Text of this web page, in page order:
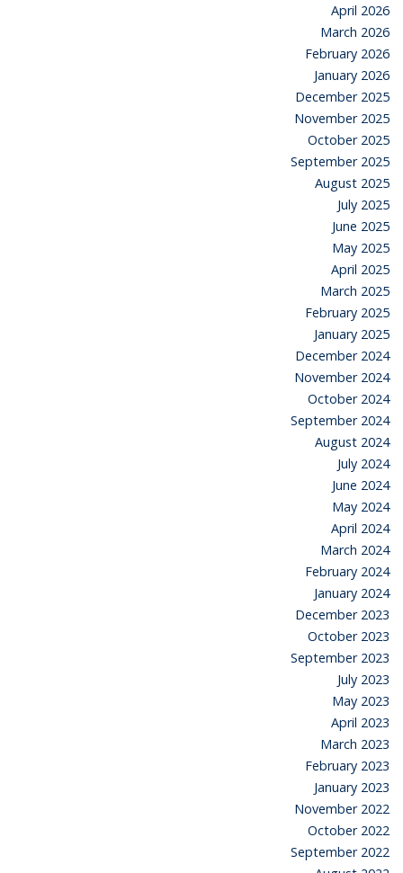
April 2026
March 2026
February 2026
January 2026
December 2025
November 2025
October 2025
September 2025
August 2025
July 2025
June 2025
May 2025
April 2025
March 2025
February 2025
January 2025
December 2024
November 2024
October 2024
September 2024
August 2024
July 2024
June 2024
May 2024
April 2024
March 2024
February 2024
January 2024
December 2023
October 2023
September 2023
July 2023
May 2023
April 2023
March 2023
February 2023
January 2023
November 2022
October 2022
September 2022